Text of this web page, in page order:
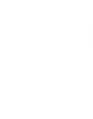
De Lightly